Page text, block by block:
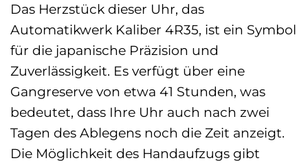
Das Herzstück dieser Uhr, das
Automatikwerk Kaliber 4R35, ist ein Symbol
für die japanische Präzision und
Zuverlässigkeit. Es verfügt über eine
Gangreserve von etwa 41 Stunden, was
bedeutet, dass Ihre Uhr auch nach zwei
Tagen des Ablegens noch die Zeit anzeigt.
Die Möglichkeit des Handaufzugs gibt